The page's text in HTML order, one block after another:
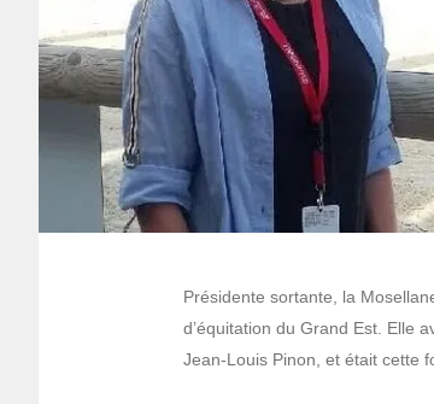
Présidente sortante, la
d’équitation du Grand Est. Elle
Jean-Louis Pinon, et était cette